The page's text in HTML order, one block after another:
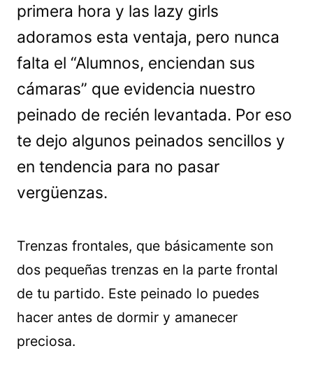
primera hora y las lazy girls
adoramos esta ventaja, pero nunca
falta el “Alumnos, enciendan sus
cámaras” que evidencia nuestro
peinado de recién levantada. Por eso
te dejo algunos peinados sencillos y
en tendencia para no pasar
vergüenzas.
Trenzas frontales, que básicamente son
dos pequeñas trenzas en la parte frontal
de tu partido. Este peinado lo puedes
hacer antes de dormir y amanecer
preciosa.